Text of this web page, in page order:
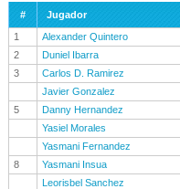
#
Jugador
1
Alexander Quintero
2
Duniel Ibarra
3
Carlos D. Ramirez
Javier Gonzalez
5
Danny Hernandez
Yasiel Morales
Yasmani Fernandez
8
Yasmani Insua
Leorisbel Sanchez